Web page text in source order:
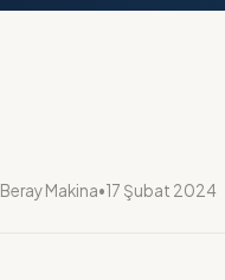
Beray Makina•17 Şubat 2024